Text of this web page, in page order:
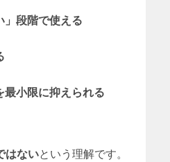
」段階で使える
最小限に抑えられる
はないという理解です。